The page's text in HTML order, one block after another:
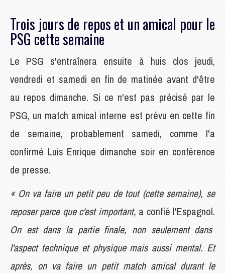
Trois jours de repos et un amical pour le
PSG cette semaine
Le PSG s'entraînera ensuite à huis clos jeudi,
vendredi et samedi en fin de matinée avant d'être
au repos dimanche. Si ce n'est pas précisé par le
PSG, un match amical interne est prévu en cette fin
de semaine, probablement samedi, comme l'a
confirmé Luis Enrique dimanche soir en conférence
de presse.
« On va faire un petit peu de tout (cette semaine), se
reposer parce que c'est important, a confié l'Espagnol.
On est dans la partie finale, non seulement dans
l'aspect technique et physique mais aussi mental. Et
après, on va faire un petit match amical durant le